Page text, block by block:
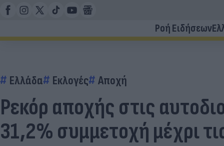
Ροή Ειδήσεων
Ελλάδα Εκλογές Αποχή
Ρεκόρ αποχής στις
31,2% συμμετοχή μέχρι